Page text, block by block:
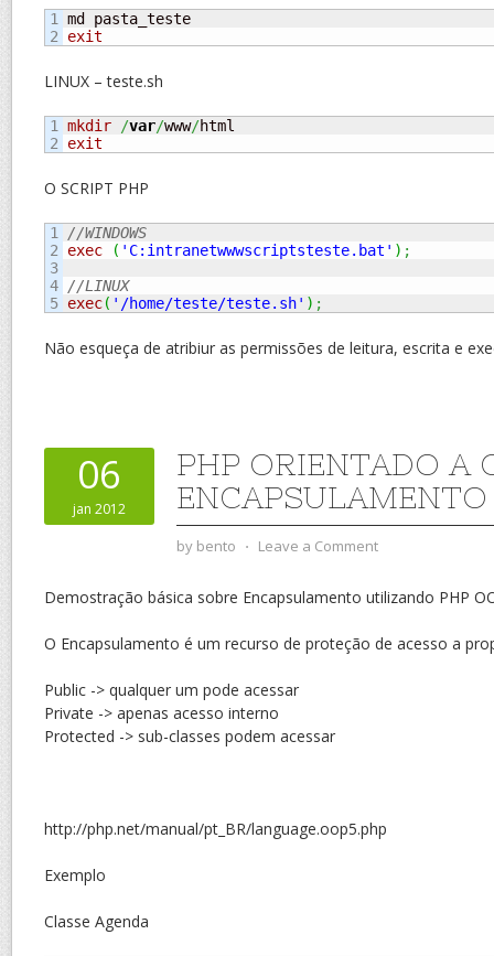
1
exit
LINUX – teste.sh
1
mkdir /var/www/
exit
O SCRIPT PHP
1
2
3
4
//WINDOWS
exec
( 'C:intranetwwwscriptsteste.bat' ) ;
//LINUX
exec( '/home/teste/teste.sh' ) ;
Não esqueça de atribiur as permissões de leitura, escrita e
06
jan 2012
PHP ORIENTADO A
ENCAPSULAMENTO
by bento ⋅ Leave a Comment
Demostração básica sobre Encapsulamento utilizando PHP
O Encapsulamento é um recurso de proteção de acesso a
Public -> qualquer um pode acessar
Private -> apenas acesso interno
Protected -> sub-classes podem acessar
http://php.net/manual/pt_BR/language.oop5.php
Exemplo
Classe Agenda